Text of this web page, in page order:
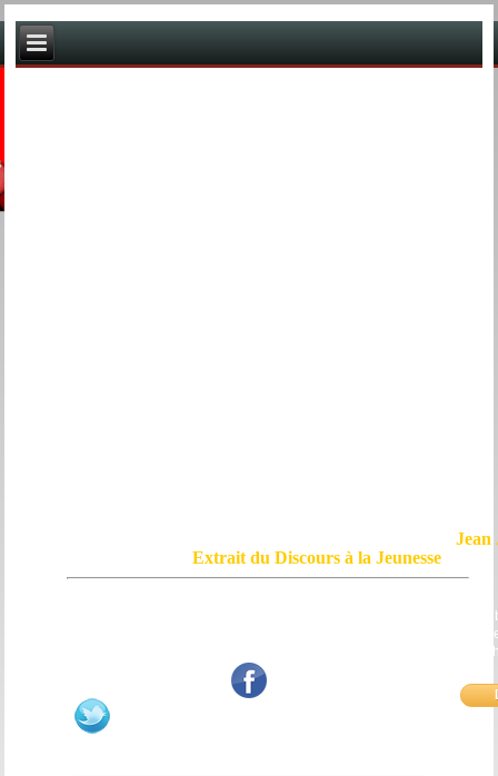
Jean
Extrait du Discours à la Jeunesse
mensonge triomphant qui passe, et de ne pas faire écho, de notre
bouche et de nos mains aux applaudissements imbéciles et aux